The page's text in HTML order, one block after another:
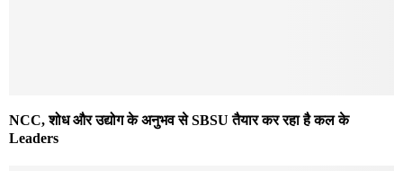
NCC, शोध और उद्योग के अनुभव से SBSU तैयार कर रहा है कल के
Leaders